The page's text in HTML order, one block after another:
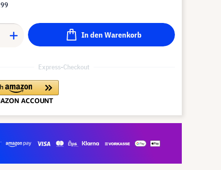
In den Warenkorb
Express-Checkout